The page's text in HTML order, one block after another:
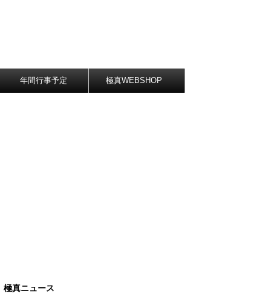
年間行事予定 極真WEBSHOP
極真ニュース